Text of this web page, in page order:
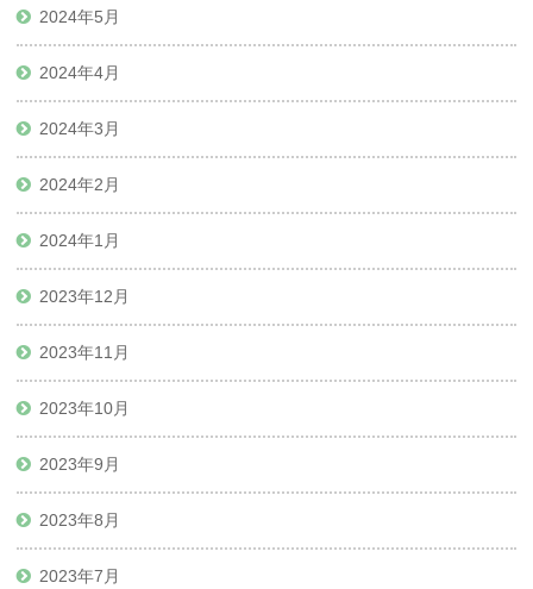
2024年5月
2024年4月
2024年3月
2024年2月
2024年1月
2023年12月
2023年11月
2023年10月
2023年9月
2023年8月
2023年7月